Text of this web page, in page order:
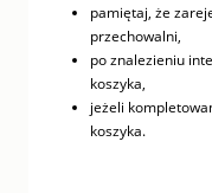
pamiętaj, że
przechowalni,
po znalezieniu
koszyka,
jeżeli
koszyka.